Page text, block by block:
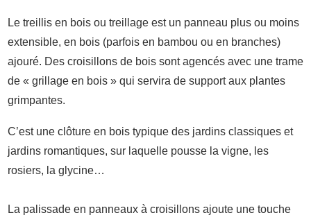
Le treillis en bois ou treillage est un panneau plus ou moins
extensible, en bois (parfois en bambou ou en branches)
ajouré. Des croisillons de bois sont agencés avec une trame
de « grillage en bois » qui servira de support aux plantes
grimpantes.
C’est une clôture en bois typique des jardins classiques et
jardins romantiques, sur laquelle pousse la vigne, les
rosiers, la glycine…
La palissade en panneaux à croisillons ajoute une touche